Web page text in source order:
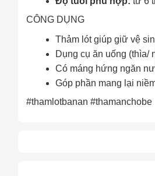
CÔNG DỤNG
Thảm lót giúp giữ vệ
Dụng cụ ăn uống (thìa/
Có máng hứng ngăn
Góp phần mang lại
#thamlotbanan #thamanchobe